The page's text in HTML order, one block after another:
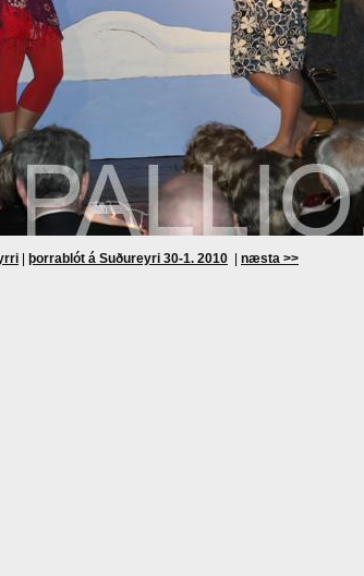
þorrablót á Suðureyri 30-1. 2010 næsta >>